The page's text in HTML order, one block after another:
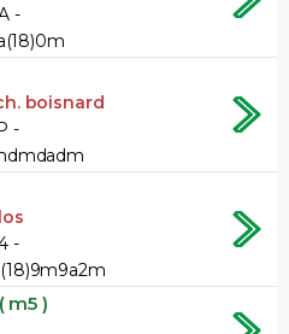
-
boisnard
-
-
( m5 )